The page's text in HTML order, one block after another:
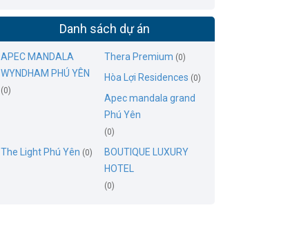
Danh sách dự án
APEC MANDALA
WYNDHAM PHÚ YÊN
(0)
Thera Premium (0)
Hòa Lợi Residences (0)
Apec mandala grand
Phú Yên
(0)
The Light Phú Yên (0)
BOUTIQUE LUXURY
HOTEL
(0)